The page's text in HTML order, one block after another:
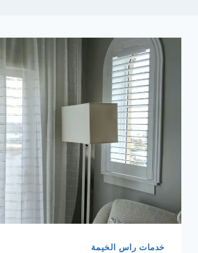
خدمات راس الخيمة